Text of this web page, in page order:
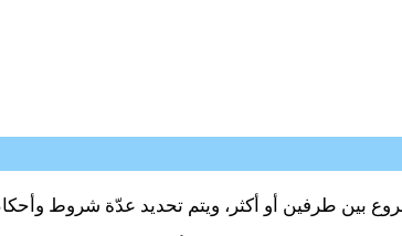
بين طرفين أو أكثر، ويتم تحديد عدّة شروط